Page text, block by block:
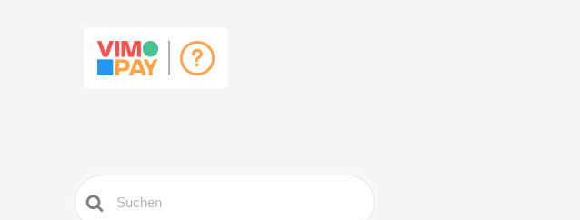
Search
For